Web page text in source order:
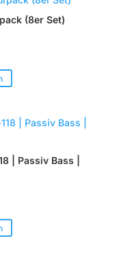
(8er Set)
| Passiv Bass |